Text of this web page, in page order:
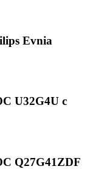
Evnia
U32G4U с
Q27G41ZDF